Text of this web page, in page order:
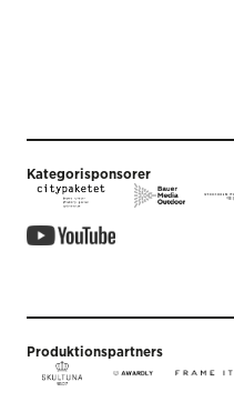
Kategorisponsorer
Produktionspartners